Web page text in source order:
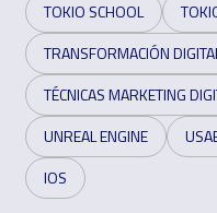
TOKIO SCHOOL
TRANSFORMACIÓN
TÉCNICAS MARKETING
UNREAL ENGINE
IOS